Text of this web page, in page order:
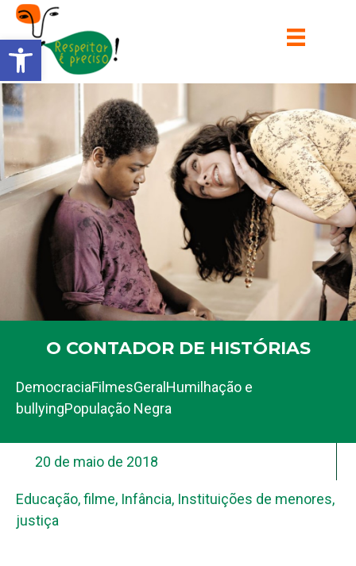
Barra de Ferramentas Aberta
O CONTADOR DE HISTÓRIAS
DemocraciaFilmesGeralHumilhação e
bullyingPopulação Negra
20 de maio de 2018
Educação,filme, Infância, Instituições de menores,
justiça